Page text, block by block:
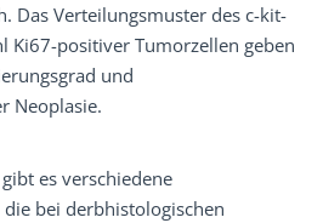
Das Verteilungsmuster des c-kit-
Ki67-positiver Tumorzellen geben
und
Neoplasie.
es verschiedene
bei derbhistologischen